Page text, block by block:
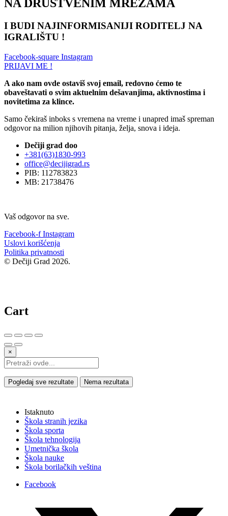
NA DRUŠTVENIM MREŽAMA
I BUDI NAJINFORMISANIJI RODITELJ NA
IGRALIŠTU !
Facebook-square Instagram
PRIJAVI ME !
A ako nam ovde ostaviš svoj email, redovno ćemo te
obaveštavati o svim aktuelnim dešavanjima, aktivnostima i
novitetima za klince.
Samo čekiraš inboks s vremena na vreme i unapred imaš spreman
odgovor na milion njihovih pitanja, želja, snova i ideja.
Dečiji grad doo
+381(63)1830-993
office@decijigrad.rs
PIB: 112783823
MB: 21738476
Vaš odgovor na sve.
Facebook-f Instagram
Uslovi korišćenja
Politika privatnosti
© Dečiji Grad 2026.
Cart
×
Pogledaj sve rezultate Nema rezultata
Istaknuto
Škola stranih jezika
Škola sporta
Škola tehnologija
Umetnička škola
Škola nauke
Škola borilačkih veština
Facebook